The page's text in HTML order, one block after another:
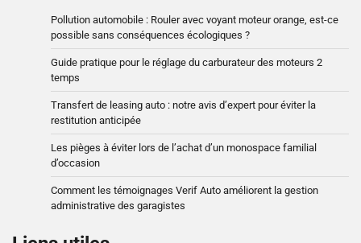
Pollution automobile : Rouler avec voyant moteur orange, est-ce
possible sans conséquences écologiques ?
Guide pratique pour le réglage du carburateur des moteurs 2
temps
Transfert de leasing auto : notre avis d’expert pour éviter la
restitution anticipée
Les pièges à éviter lors de l’achat d’un monospace familial
d’occasion
Comment les témoignages Verif Auto améliorent la gestion
administrative des garagistes